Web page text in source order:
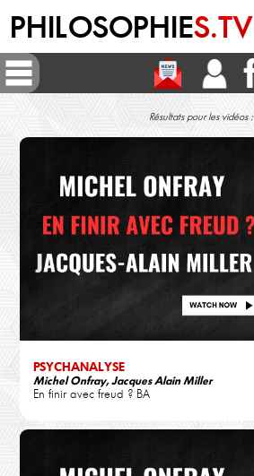
PHILOSOPHIES.TV
Résultats pour les vidéos :
PSYCHANALYSE
Michel Onfray, Jacques Alain Miller
En finir avec freud ? BA